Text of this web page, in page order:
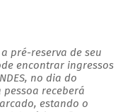
pré-reserva de seu
encontrar ingressos
no dia do
receberá
estando o